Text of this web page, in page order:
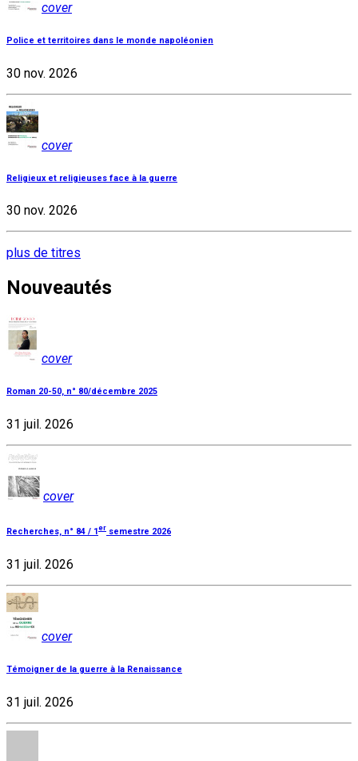
cover
Police et territoires dans le monde napoléonien
30 nov. 2026
cover
Religieux et religieuses face à la guerre
30 nov. 2026
plus de titres
Nouveautés
cover
Roman 20-50, n° 80/décembre 2025
31 juil. 2026
cover
Recherches, n° 84 / 1er semestre 2026
31 juil. 2026
cover
Témoigner de la guerre à la Renaissance
31 juil. 2026